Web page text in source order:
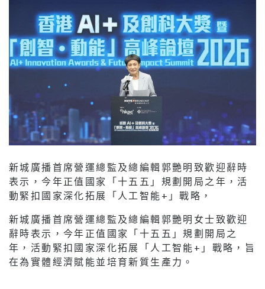
新城廣播首席營運總監及總編輯郭艷明致歡迎辭時
表示，今年正值國家「十五五」規劃開局之年，活
動緊扣國家深化拓展「人工智能+」戰略，
新城廣播首席營運總監及總編輯郭艷明女士致歡迎
辭時表示，今年正值國家「十五五」規劃開局之
年，活動緊扣國家深化拓展「人工智能+」戰略，旨
在為實體經濟賦能並培育新質生產力。